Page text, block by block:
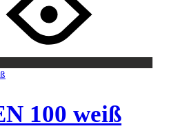
100 weiß